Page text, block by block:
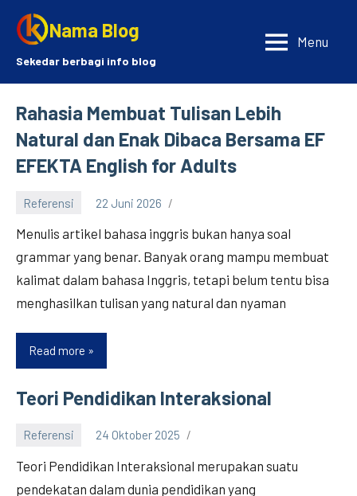
content
Nama Blog
Sekedar berbagi info blog
Menu
Rahasia Membuat Tulisan Lebih
Natural dan Enak Dibaca Bersama EF
EFEKTA English for Adults
Referensi 22 Juni 2026
Menulis artikel bahasa inggris bukan hanya soal
grammar yang benar. Banyak orang mampu membuat
kalimat dalam bahasa Inggris, tetapi belum tentu bisa
menghasilkan tulisan yang natural dan nyaman
Read more Rahasia
Membuat
Tulisan
Natural
Enak
Teori Pendidikan Interaksional
Referensi 24 Oktober 2025
Teori Pendidikan Interaksional merupakan suatu
pendekatan dalam dunia pendidikan yang